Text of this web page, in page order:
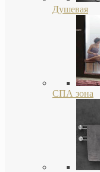
Душевая
СПА зона